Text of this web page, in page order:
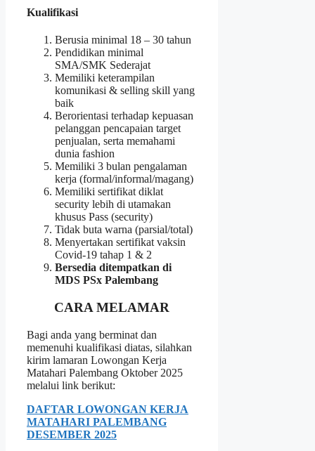
Kualifikasi
Berusia minimal 18 – 30 tahun
Pendidikan minimal
SMA/SMK Sederajat
Memiliki keterampilan
komunikasi & selling skill yang
baik
Berorientasi terhadap kepuasan
pelanggan pencapaian target
penjualan, serta memahami
dunia fashion
Memiliki 3 bulan pengalaman
kerja (formal/informal/magang)
Memiliki sertifikat diklat
security lebih di utamakan
khusus Pass (security)
Tidak buta warna (parsial/total)
Menyertakan sertifikat vaksin
Covid-19 tahap 1 & 2
Bersedia ditempatkan di
MDS PSx Palembang
CARA MELAMAR
Bagi anda yang berminat dan
memenuhi kualifikasi diatas, silahkan
kirim lamaran Lowongan Kerja
Matahari Palembang Oktober 2025
melalui link berikut:
DAFTAR LOWONGAN KERJA
MATAHARI PALEMBANG
DESEMBER 2025